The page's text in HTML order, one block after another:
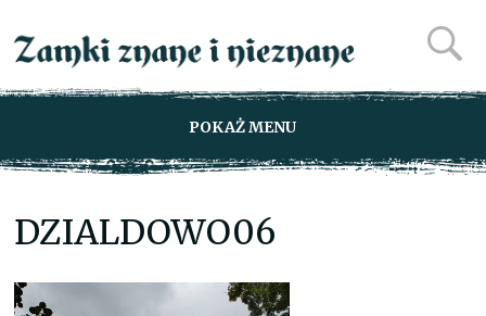
POKAŻ MENU
DZIALDOWO06